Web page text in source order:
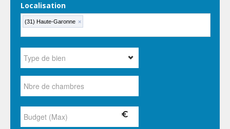
Localisation
(31) Haute-Garonne ×